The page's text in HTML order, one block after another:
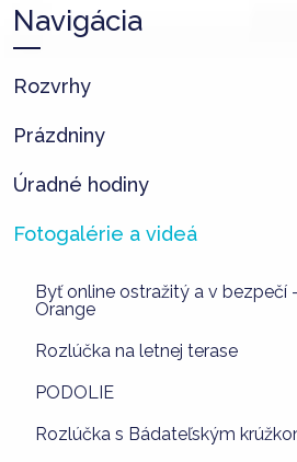
Navigácia
Rozvrhy
Prázdniny
Úradné hodiny
Fotogalérie a videá
Byť online ostražitý a v bezpečí
Orange
Rozlúčka na letnej terase
PODOLIE
Rozlúčka s Bádateľským